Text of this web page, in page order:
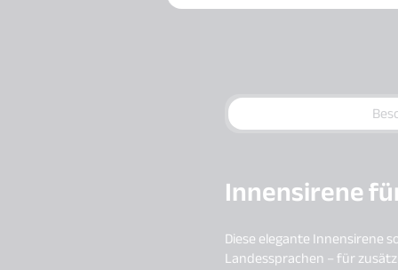
Innensirene
Diese elegante Innensirene
Landessprachen – für